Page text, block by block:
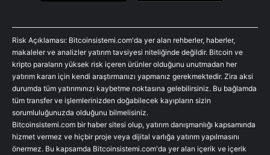
Risk Açıklaması: Bitcoinsistemi.com'da yer alan rehberler, haberler,
makaleler ve analizler yatırım tavsiyesi niteliğinde değildir. Bitcoin ve
kripto paraların yüksek risk içeren ürünler olduğunu unutmadan her
yatırım kararı için kendi araştırmanızı yapmanız gerekmektedir. Zira aksi
durumda tüm yatırımınızı kaybetme noktasına gelebilirsiniz. Bu bağlamda
tüm transfer ve işlemlerinizden doğabilecek kayıpların sizin
sorumluluğunuzda olduğunu bilmelisiniz.
Bitcoinsistemi.com bir haber sitesi olup, yatırım danışmanlığı kapsamında
hizmet vermez ve hiçbir proje veya dijital varlığa yatırım yapılmasını
önermez. Bu kapsamda Bitcoinsistemi.com'da yer alan içerik ve içerik